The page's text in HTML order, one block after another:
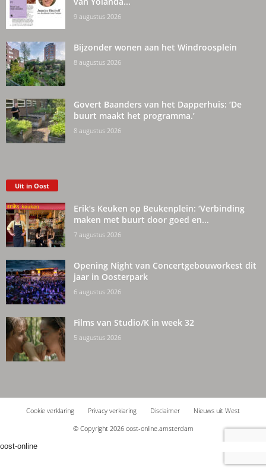
9 augustus 2026
Bijzonder wonen aan het Windroosplein
8 augustus 2026
Govert Baanders van het Dapperhuis: ‘De
buurt maakt het programma.’
8 augustus 2026
Uit in Oost
Erik’s Keuken op Beukenplein: ‘Verbinding
maken met buurt door goed en...
7 augustus 2026
Opening Night van Concertgebouworkest dit
jaar in Oosterpark
6 augustus 2026
Films van Studio/K in week 32
5 augustus 2026
Cookie verklaring Privacy verklaring Disclaimer
Nieuws uit West
© Copyright 2026 oost-online.amsterdam
oost-online